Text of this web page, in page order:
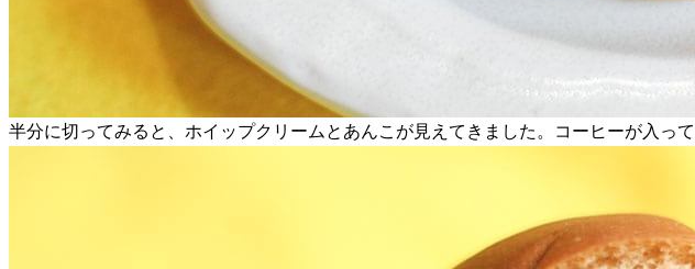
半分に切ってみると、ホイップクリームとあんこが見えてきました。コーヒーが入っ